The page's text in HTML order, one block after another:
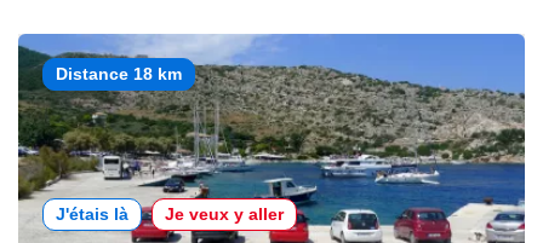
Distance 18 km
J'étais là Je veux y aller